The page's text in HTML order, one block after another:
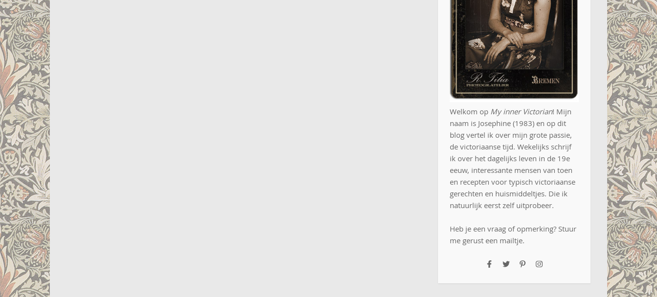
Welkom op My inner Victorian! Mijn
naam is Josephine (1983) en op dit
blog vertel ik over mijn grote passie,
de victoriaanse tijd. Wekelijks schrijf
ik over het dagelijks leven in de 19e
eeuw, interessante mensen van toen
en recepten voor typisch victoriaanse
gerechten en huismiddeltjes. Die ik
natuurlijk eerst zelf uitprobeer.
Heb je een vraag of opmerking? Stuur
me gerust een mailtje.